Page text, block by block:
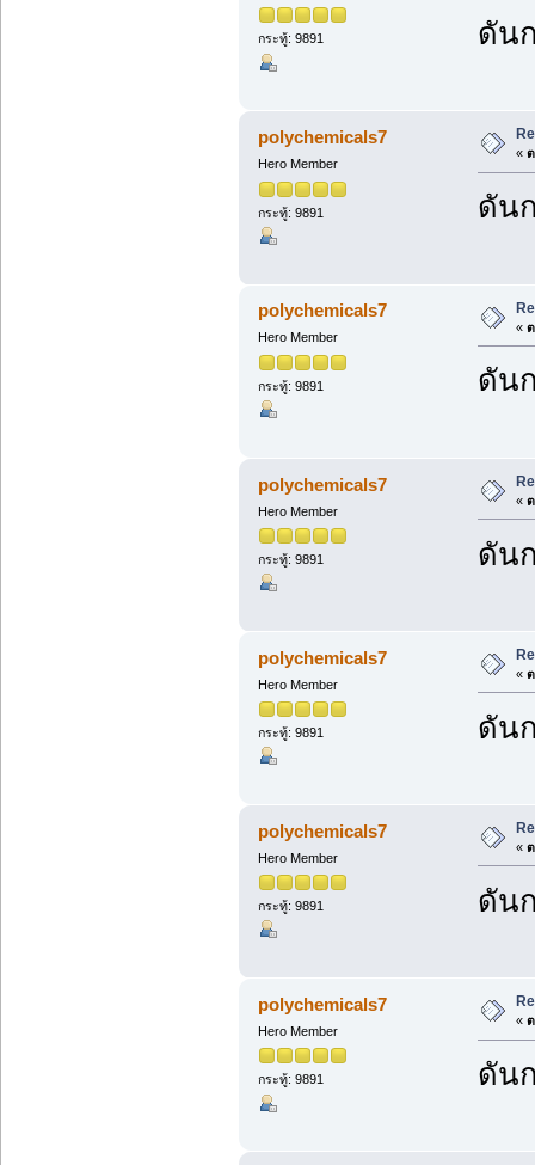
กระทู้: 9891 ดัน
polychemicals7
Hero Member
กระทู้: 9891
«
ดัน
polychemicals7
Hero Member
กระทู้: 9891
«
ดัน
polychemicals7
Hero Member
กระทู้: 9891
«
ดัน
polychemicals7
Hero Member
กระทู้: 9891
«
ดัน
polychemicals7
Hero Member
กระทู้: 9891
«
ดัน
polychemicals7
Hero Member
กระทู้: 9891
«
ดัน